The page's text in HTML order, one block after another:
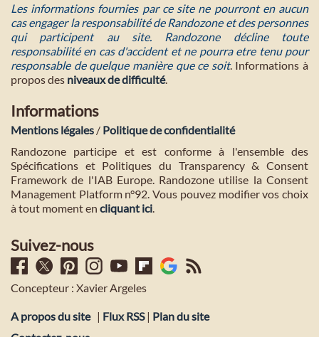
Les informations fournies par ce site ne pourront en aucun
cas engager la responsabilité de Randozone et des personnes
qui participent au site. Randozone décline toute
responsabilité en cas d'accident et ne pourra etre tenu pour
responsable de quelque manière que ce soit. Informations à
propos des niveaux de difficulté.
Informations
Mentions légales / Politique de confidentialité
Randozone participe et est conforme à l'ensemble des
Spécifications et Politiques du Transparency & Consent
Framework de l'IAB Europe. Randozone utilise la Consent
Management Platform n°92. Vous pouvez modifier vos choix
à tout moment en cliquant ici
Suivez-nous
Concepteur : Xavier Argeles
A propos du site | Flux RSS| Plan du site